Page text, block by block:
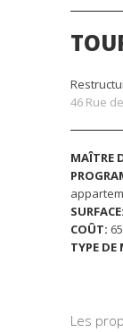
46 Rue
MAÎTRE
SURFACE:
COÛT:
TYPE DE
Les